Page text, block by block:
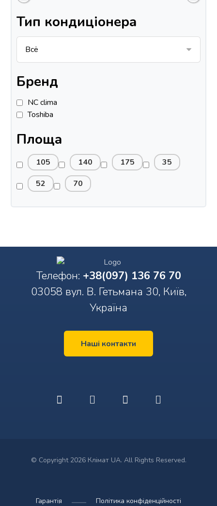
Тип кондиціонера
Бренд
NC clima
Toshiba
Площа
105 140 175
35
52
70
Телефон: +38(097) 136 76 70
03058 вул. В. Гетьмана 30, Київ,
Україна
Наші контакти
© Copyright 2026 Клімат UA. All Rights Reserved.
Політика конфіденційності
Гарантія